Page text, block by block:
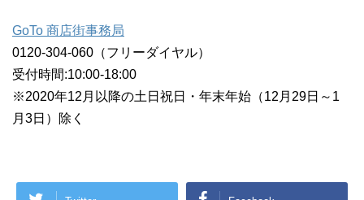
GoTo 商店街事務局
0120-304-060（フリーダイヤル）
受付時間:10:00-18:00
※2020年12月以降の土日祝日・年末年始（12月29日～1
月3日）除く